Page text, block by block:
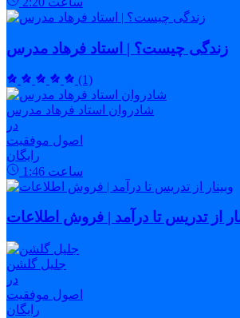
زندگی چیست؟ | استاد فرهاد مدرس
(1)
شادروان استاد فرهاد مدرس
در
اصول موفقیت
رایگان
1:46 ساعت
از تدریس تا درآمد | فروش اطلاعات
جلیل گلشن
در
اصول موفقیت
رایگان